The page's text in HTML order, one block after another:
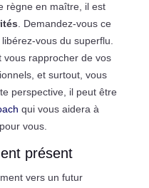
règne en maître, il est
. Demandez-vous ce
vous du superflu.
vous rapprocher de vos
et surtout, vous
perspective, il peut être
qui vous aidera à
vous.
présent
vers un futur